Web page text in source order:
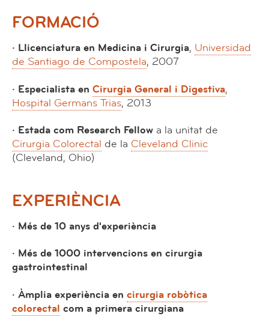
FORMACIÓ
· Llicenciatura en Medicina i Cirurgia, Universidad
de Santiago de Compostela, 2007
· Especialista en Cirurgia General i Digestiva,
Hospital Germans Trias, 2013
· Estada com Research Fellow a la unitat de
Cirurgia Colorectal de la Cleveland Clinic
(Cleveland, Ohio)
EXPERIÈNCIA
· Més de 10 anys d'experiència
· Més de 1000 intervencions en cirurgia
gastrointestinal
· Àmplia experiència en cirurgia robòtica
colorectal com a primera cirurgiana